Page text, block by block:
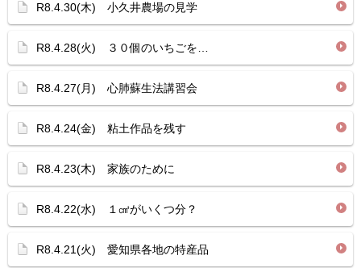
R8.4.30(木) 小久井農場の見学
R8.4.28(火) ３０個のいちごを…
R8.4.27(月) 心肺蘇生法講習会
R8.4.24(金) 粘土作品を残す
R8.4.23(木) 家族のために
R8.4.22(水) １㎤がいくつ分？
R8.4.21(火) 愛知県各地の特産品